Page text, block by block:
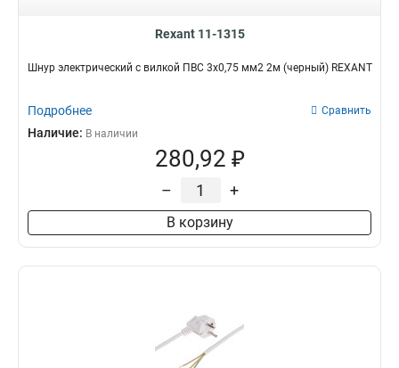
Rexant 11-1315
Шнур электрический с вилкой ПВС 3х0,75 мм2 2м (черный) REXANT
Подробнее Сравнить
Наличие: В наличии
280,92 ₽
– +
В корзину